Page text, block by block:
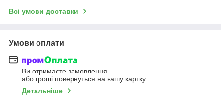
Всі умови доставки
Умови оплати
Ви отримаєте замовлення
або гроші повернуться на вашу картку
Детальніше